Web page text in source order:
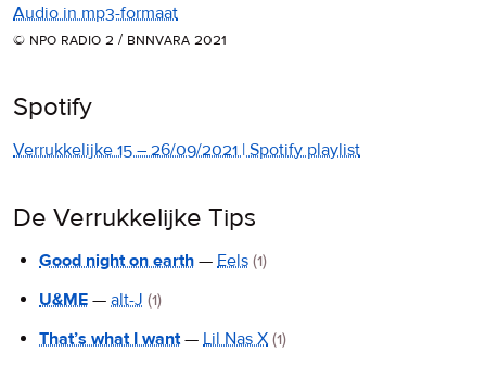
Audio in mp3-formaat
© npo radio 2 / bnnvara 2021
Spotify
Verrukkelijke 15 – 26/09/2021 | Spotify playlist
De Verrukkelijke Tips
Good night on earth — Eels (1)
U&ME — alt-J (1)
That’s what I want— Lil Nas X (1)